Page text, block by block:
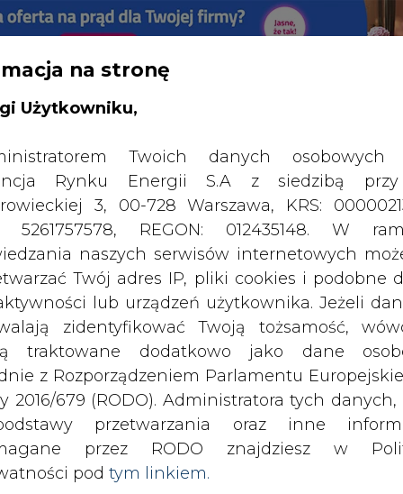
ZMIANY KADROWE NA RYNKU
na stronę
Użytkowniku,
Twoich danych osobowych
Rynku Energii S.A z siedzibą
3, 00-728 Warszawa, KRS:
5261757578, REGON: 012435148. W
naszych serwisów internetowych
Twój adres IP, pliki cookies i podobne
lub urządzeń użytkownika. Jeżeli
zidentyfikować Twoją tożsamość,
traktowane dodatkowo jako dane
z Rozporządzeniem Parlamentu
2016/679 (RODO). Administratora tych danych,
przetwarzania oraz inne
przez RODO znajdziesz w
pod tym linkiem.